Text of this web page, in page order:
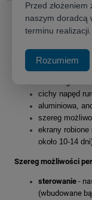
Ekran Kauber
wzmocniona
powyżej 3m
cichy napęd
aluminiowa,
szereg
ekrany
około 10-14
Szereg możliwości
sterowanie -
(wbudowane
Przed
naszym doradcą
terminu realizacji.
Rozumiem